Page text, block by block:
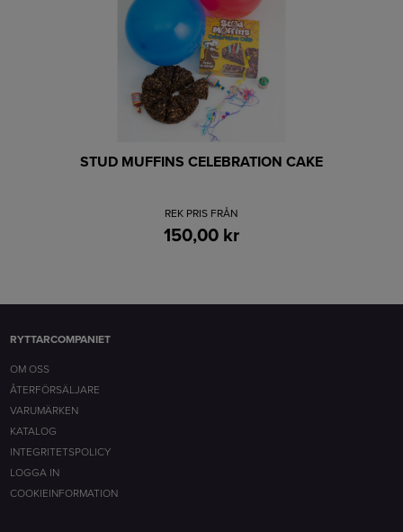
STUD MUFFINS CELEBRATION CAKE
REK PRIS FRÅN
150,00 kr
RYTTARCOMPANIET
OM OSS
ÅTERFÖRSÄLJARE
VARUMÄRKEN
KATALOG
INTEGRITETSPOLICY
LOGGA IN
COOKIEINFORMATION